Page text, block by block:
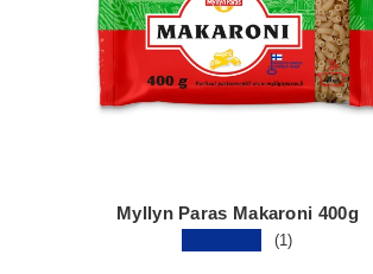
Myllyn Paras Makaroni 400g
(1)